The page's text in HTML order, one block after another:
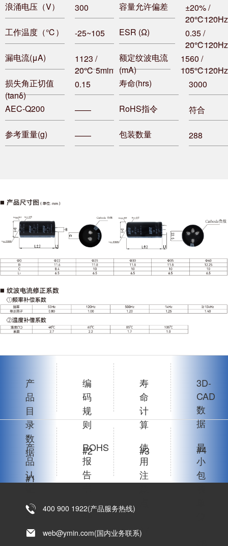
浪涌电压（V） 300 容量允许偏差
±20% /
20℃120Hz
工作温度（℃）
-25~105 ESR (Ω)
0.35 /
20℃120Hz
漏电流(μA)
1123 /
20℃ 5min
额定纹波电流
(mA)
1560 /
105℃120Hz
损失角正切值
(tanδ)
0.15 寿命(hrs) 3000
AEC-Q200 —— RoHS指令 符合
参考重量(g) —— 包装数量 288
产
品
目
录
数
据
#1
编
码
规
则
#2
寿
命
计
算
#3
3D-
CAD
数
据
#4
产
品
认
#5
ROHS
报
告
#6
使
用
注
#7
最
小
包
400 900 1922(产品服务热线)
web@ymin.com(国内业务联系)